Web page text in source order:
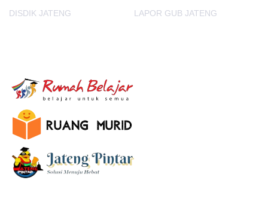
DISDIK JATENG LAPOR GUB JATENG